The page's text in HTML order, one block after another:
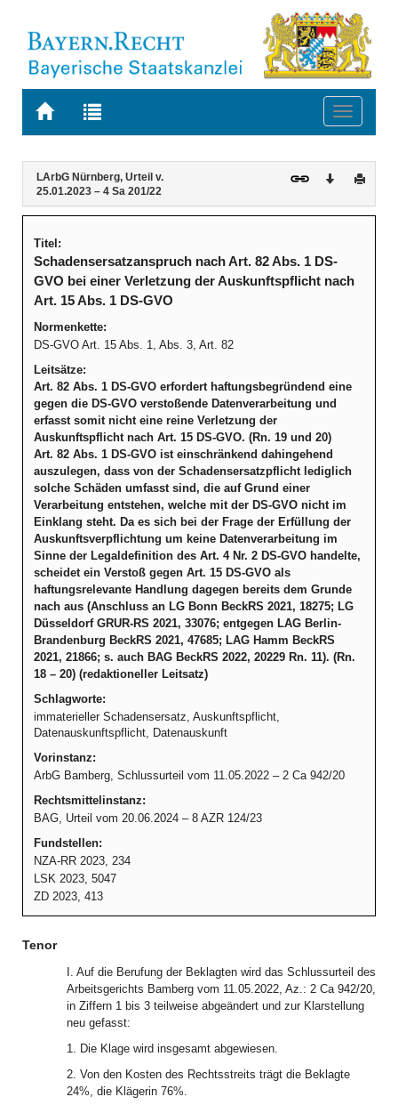
Zur
BAYERN.RECHT
Zur
letzten
Suche
Toggle
Navigation
Inhalt
LArbG Nürnberg, Urteil v.
25.01.2023 – 4 Sa 201/22
Download
Titel:
Schadensersatzanspruch nach Art. 82 Abs. 1 DS-
GVO bei einer Verletzung der Auskunftspflicht nach
Art. 15 Abs. 1 DS-GVO
Normenkette:
DS-GVO Art. 15 Abs. 1, Abs. 3, Art. 82
Leitsätze:
Art. 82 Abs. 1 DS-GVO erfordert haftungsbegründend eine
gegen die DS-GVO verstoßende Datenverarbeitung und
erfasst somit nicht eine reine Verletzung der
Auskunftspflicht nach Art. 15 DS-GVO. (Rn. 19 und 20)
Art. 82 Abs. 1 DS-GVO ist einschränkend dahingehend
auszulegen, dass von der Schadensersatzpflicht lediglich
solche Schäden umfasst sind, die auf Grund einer
Verarbeitung entstehen, welche mit der DS-GVO nicht im
Einklang steht. Da es sich bei der Frage der Erfüllung der
Auskunftsverpflichtung um keine Datenverarbeitung im
Sinne der Legaldefinition des Art. 4 Nr. 2 DS-GVO handelte,
scheidet ein Verstoß gegen Art. 15 DS-GVO als
haftungsrelevante Handlung dagegen bereits dem Grunde
nach aus (Anschluss an LG Bonn BeckRS 2021, 18275; LG
Düsseldorf GRUR-RS 2021, 33076; entgegen LAG Berlin-
Brandenburg BeckRS 2021, 47685; LAG Hamm BeckRS
2021, 21866; s. auch BAG BeckRS 2022, 20229 Rn. 11). (Rn.
18 – 20) (redaktioneller Leitsatz)
Schlagworte:
immaterieller Schadensersatz, Auskunftspflicht,
Datenauskunftspflicht, Datenauskunft
Vorinstanz:
ArbG Bamberg, Schlussurteil vom 11.05.2022 – 2 Ca 942/20
Rechtsmittelinstanz:
BAG, Urteil vom 20.06.2024 – 8 AZR 124/23
Fundstellen:
NZA-RR 2023, 234
LSK 2023, 5047
ZD 2023, 413
Tenor
I. Auf die Berufung der Beklagten wird das Schlussurteil des
Arbeitsgerichts Bamberg vom 11.05.2022, Az.: 2 Ca 942/20,
in Ziffern 1 bis 3 teilweise abgeändert und zur Klarstellung
neu gefasst:
1. Die Klage wird insgesamt abgewiesen.
2. Von den Kosten des Rechtsstreits trägt die Beklagte
24%, die Klägerin 76%.